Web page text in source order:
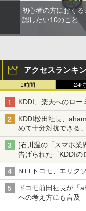
初心者の方におく
認したい10のこと
アクセスランキ
1時間 24
KDDI、楽天へのロー
KDDI松田社長、
めて十分対抗できる」
[石川温の「スマホ業
告げられた「KDDIの
穴と楽天モバイルの
NTTドコモ、エリク
ドコモ前田社長が「
への考え方にも言及